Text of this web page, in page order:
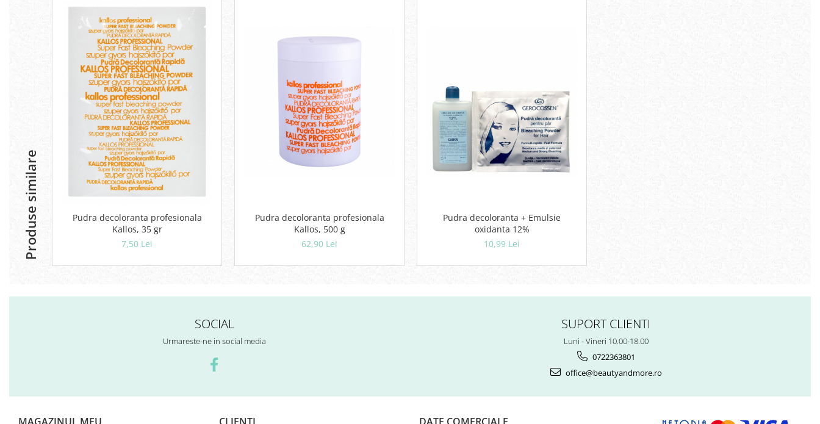
Produse similare
Pudra decoloranta profesionala
Kallos, 35 gr
7,50 Lei
Pudra decoloranta profesionala
Kallos, 500 g
62,90 Lei
Pudra decoloranta + Emulsie
oxidanta 12%
10,99 Lei
SOCIAL
Urmareste-ne in social media
SUPORT CLIENTI
Luni - Vineri 10.00-18.00
0722363801
office@beautyandmore.ro